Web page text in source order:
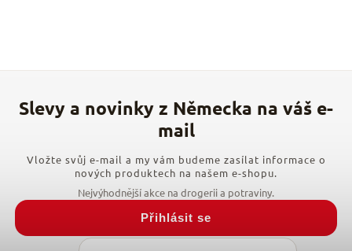
Vložte svůj e-mail a my vám budeme zasílat informace o
nových produktech na našem e-shopu.
Přihlásit se